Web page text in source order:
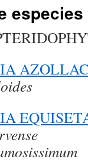
especies